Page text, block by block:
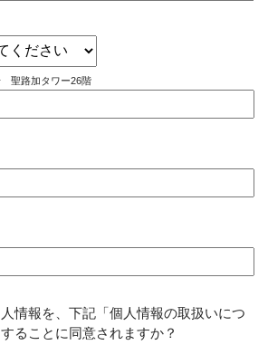
聖路加タワー26階
情報を、下記「個人情報の取扱いにつ
ることに同意されますか？